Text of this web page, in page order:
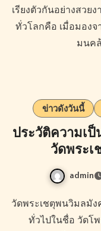
เรียงตัวกันอย่างสวย
ทั่วโลกคือ เมื่อมอง
มนค
ข่าวดังวันนี้
ประวัติความเ
วัดพระ
admin
วัดพระเชตุพนวิมลมังคลาราม ราชวรมหาวิหาร หรือที่รู้จักกัน
ทั่วไปในชื่อ วัดโ